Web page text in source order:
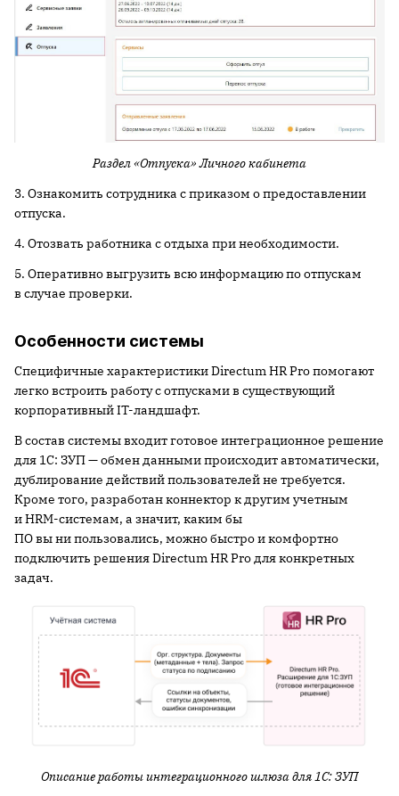
Раздел «Отпуска» Личного кабинета
3. Ознакомить сотрудника с приказом о предоставлении
отпуска.
4. Отозвать работника с отдыха при необходимости.
5. Оперативно выгрузить всю информацию по отпускам
в случае проверки.
Особенности системы
Специфичные характеристики Directum HR Pro помогают
легко встроить работу с отпусками в существующий
корпоративный IT-ландшафт.
В состав системы входит готовое интеграционное решение
для 1С: ЗУП — обмен данными происходит автоматически,
дублирование действий пользователей не требуется.
Кроме того, разработан коннектор к другим учетным
и HRM-системам, а значит, каким бы
ПО вы ни пользовались, можно быстро и комфортно
подключить решения Directum HR Pro для конкретных
задач.
Описание работы интеграционного шлюза для 1С: ЗУП